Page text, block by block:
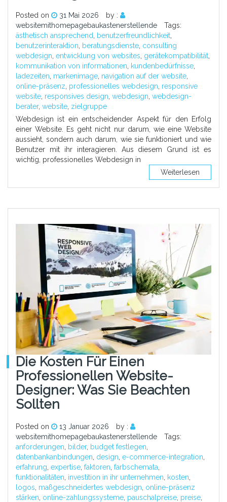
Posted on 31 Mai 2026
by :
websitemithomepagebaukastenerstellende
Tags:
ästhetisch ansprechend, benutzerfreundlichkeit,
benutzerinteraktion, beratungsdienste, consulting
webdesign, entwicklung von websites, gerätekompatibilität,
kommunikation von informationen, kundenbedürfnisse,
ladezeiten, markenimage, navigation auf der website,
online-präsenz, professionelles webdesign, responsive
website, responsives design, webdesign, webdesign-
berater, website, zielgruppe
Webdesign ist ein entscheidender Aspekt für den Erfolg
einer Website. Es geht nicht nur darum, wie eine Website
aussieht, sondern auch darum, wie sie funktioniert und wie
Benutzer mit ihr interagieren. Aus diesem Grund ist es
wichtig, professionelles Webdesign in
Weiterlesen
Die Kosten Für Einen
Professionellen Website-
Designer: Was Sie Beachten
Sollten
Posted on 13 Januar 2026
by :
websitemithomepagebaukastenerstellende
Tags:
anforderungen
bilder, budget festlegen
datenbankanbindungen design e-commerce-integration
erfahrung expertise faktoren farbschemata
funktionalitäten investition in ihr unternehmen kosten
logos maßgeschneidertes webdesign online-präsenz
stärken online-zahlungssysteme pauschalpreise preise